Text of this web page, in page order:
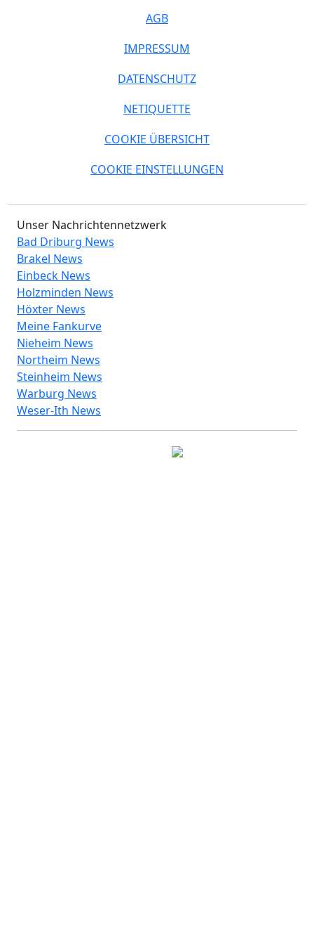
AGB
IMPRESSUM
DATENSCHUTZ
NETIQUETTE
COOKIE ÜBERSICHT
COOKIE EINSTELLUNGEN
Unser Nachrichtennetzwerk
Bad Driburg News
Brakel News
Einbeck News
Holzminden News
Höxter News
Meine Fankurve
Nieheim News
Northeim News
Steinheim News
Warburg News
Weser-Ith News